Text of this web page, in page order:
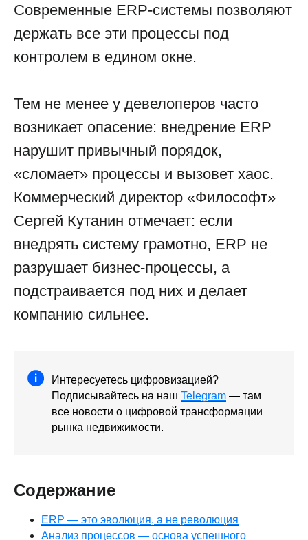
Современные ERP-системы позволяют
держать все эти процессы под
контролем в едином окне.
Тем не менее у девелоперов часто
возникает опасение: внедрение ERP
нарушит привычный порядок,
«сломает» процессы и вызовет хаос.
Коммерческий директор «Философт»
Сергей Кутанин отмечает: если
внедрять систему грамотно, ERP не
разрушает бизнес-процессы, а
подстраивается под них и делает
компанию сильнее.
Интересуетесь цифровизацией?
Подписывайтесь на наш Telegram — там
все новости о цифровой трансформации
рынка недвижимости.
Содержание
ERP — это эволюция, а не революция
Анализ процессов — основа успешного